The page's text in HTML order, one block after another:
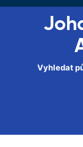
Vyhledat